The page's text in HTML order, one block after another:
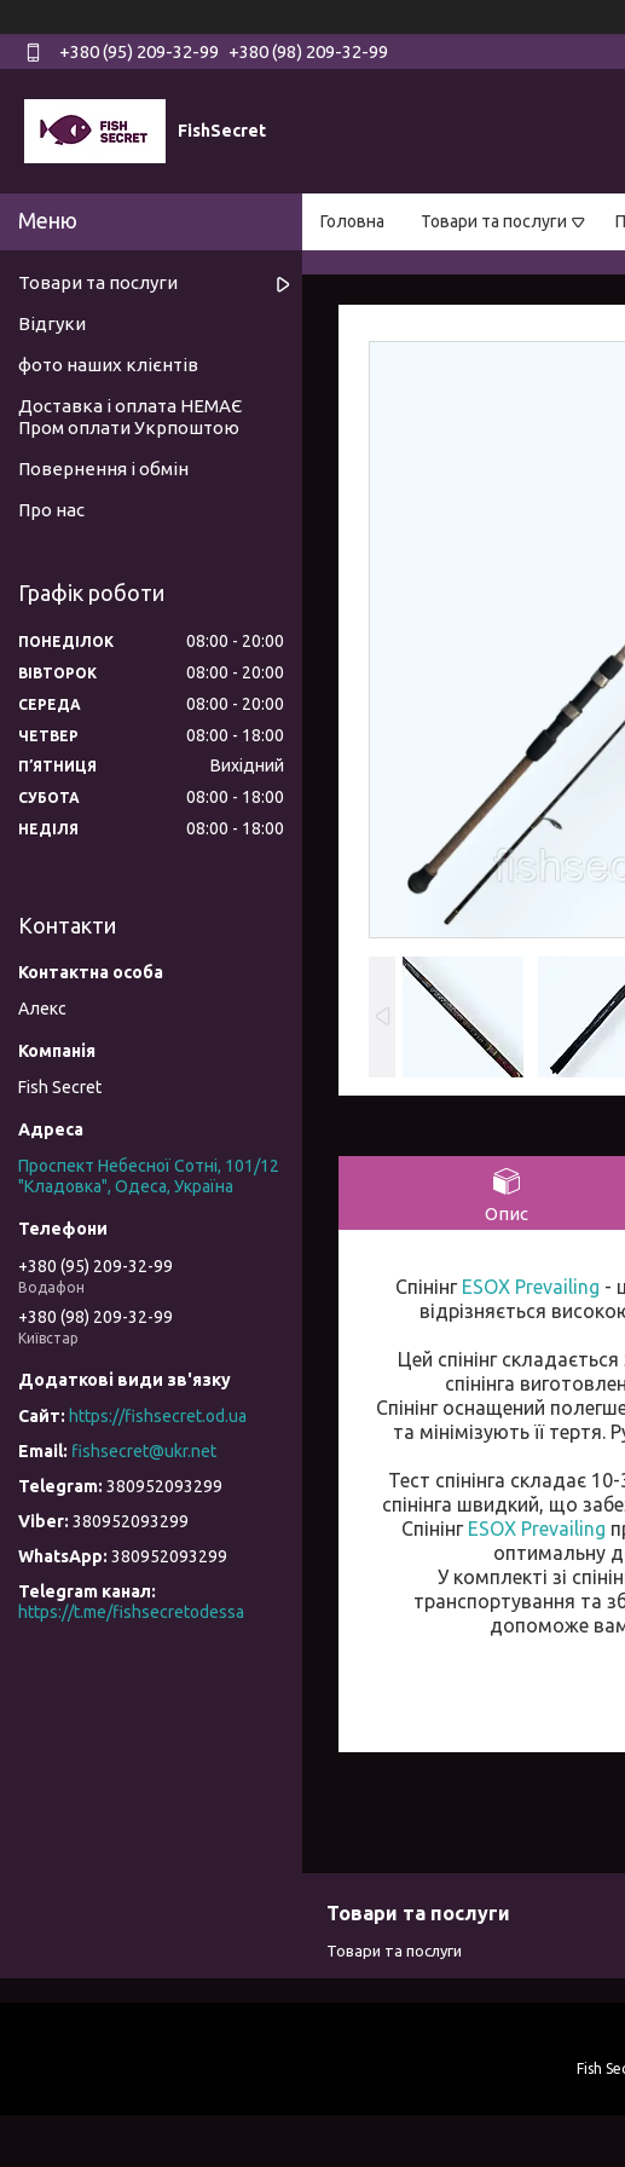
+380 (95) 209-32-99 +380 (98) 209-32-99
FishSecret
Головна Товари та послуги
Опис
Спінінг ESOX Prevailing -
відрізняється
Цей спінінг
спінінга
Спінінг оснащений
та мінімізують її
Тест спінінга складає
спінінга швидкий, що
Спінінг ESOX Prevailing
оптимальну
У комплекті зі
транспортування та
допоможе вам
Товари та послуги
Відгуки
фото наших клієнтів
Доставка і оплата НЕМАЄ
Пром оплати Укрпоштою
Повернення і обмін
Про нас
Графік роботи
ПОНЕДІЛОК 08:00 20:00
ВІВТОРОК 08:00 20:00
СЕРЕДА 08:00 20:00
ЧЕТВЕР 08:00 18:00
ПʼЯТНИЦЯ Вихідний
СУБОТА 08:00 18:00
НЕДІЛЯ 08:00 18:00
Контакти
Алекс
Fish Secret
Проспект Небесної Сотні, 101/12
"Кладовка", Одеса, Україна
+380 (95) 209-32-99
Водафон
+380 (98) 209-32-99
Київстар
https://fishsecret.od.ua
fishsecret@ukr.net
380952093299
380952093299
380952093299
Telegram канал
https://t.me/fishsecretodessa
Товари та послуги
Товари та послуги